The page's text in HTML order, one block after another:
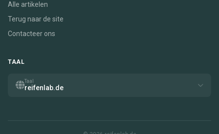
Alle artikelen
Terug naar de site
Contacteer ons
TAAL
Taal
reifenlab.de